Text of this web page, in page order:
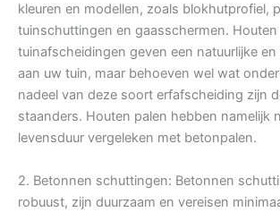
kleuren en modellen, zoals blokhutprofiel,
tuinschuttingen en gaasschermen. Houten
tuinafscheidingen geven een natuurlijke
aan uw tuin, maar behoeven wel wat
nadeel van deze soort erfafscheiding zijn
staanders. Houten palen hebben namelijk
levensduur vergeleken met betonpalen.
2. Betonnen schuttingen: Betonnen
robuust, zijn duurzaam en vereisen